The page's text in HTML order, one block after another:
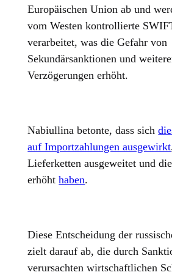
Europäischen Union ab und
vom Westen kontrollierte
verarbeitet, was die Gefahr von
Sekundärsanktionen und
Verzögerungen erhöht.
Nabiullina betonte, dass sich
auf Importzahlungen ausgewirkt
Lieferketten ausgeweitet und
erhöhthaben.
Diese Entscheidung der
zielt darauf ab, die durch
verursachten wirtschaftlichen